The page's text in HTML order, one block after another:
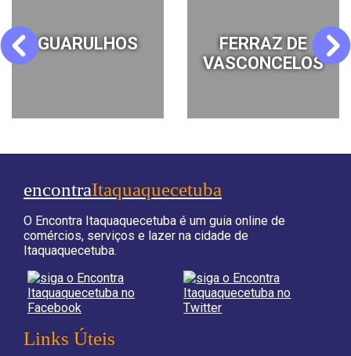
PreviousMOGI DAS
POÁ Next
encontraItaquaquecetuba
O Encontra Itaquaquecetuba é um guia online de
comércios, serviços e lazer na cidade de
Itaquaquecetuba.
Links Úteis